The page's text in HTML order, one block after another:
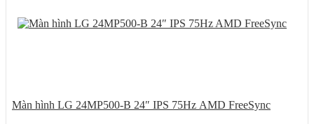
Màn hình LG 24MP500-B 24″ IPS 75Hz AMD FreeSync